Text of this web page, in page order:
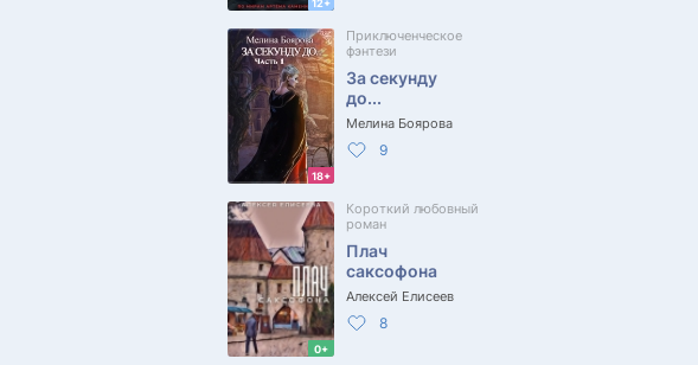
18+
Приключенческое
фэнтези
За секунду
до...
Мелина Боярова
9
0+
Короткий любовный
роман
Плач
саксофона
Алексей Елисеев
8